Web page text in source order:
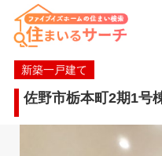
新築一戸建て
佐野市栃本町2期1